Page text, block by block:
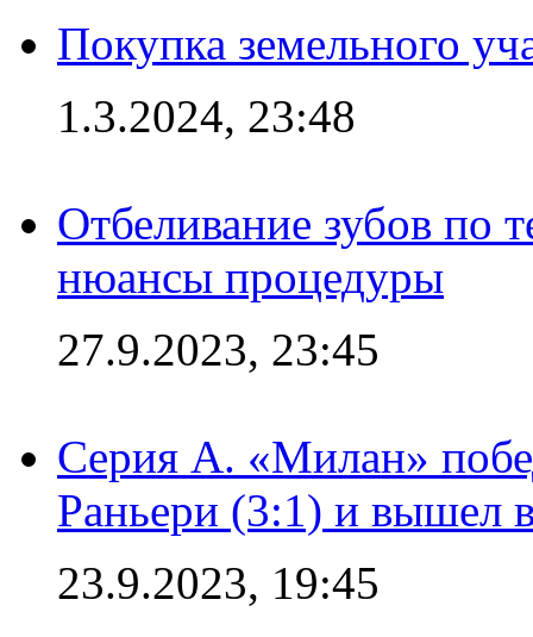
Покупка земельного
1.3.2024, 23:48
Отбеливание зубов по
нюансы процедуры
27.9.2023, 23:45
Серия А. «Милан»
Раньери (3:1) и вышел
23.9.2023, 19:45